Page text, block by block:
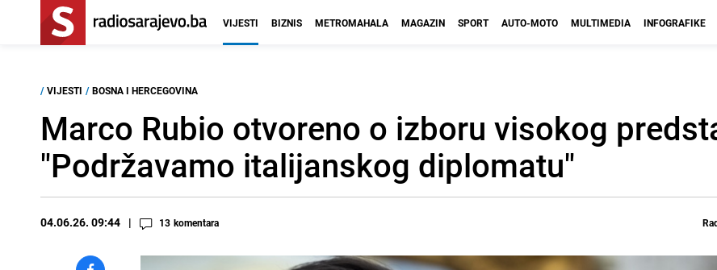
VIJESTI BIZNIS METROMAHALA MAGAZIN SPORT AUTO-MOTO MULTIMEDIA INFOGRAFIKE
/ VIJESTI / BOSNA I HERCEGOVINA
Marco Rubio otvoreno o izboru visokog
"Podržavamo italijanskog diplomatu"
04.06.26. 09:44 13 komentara